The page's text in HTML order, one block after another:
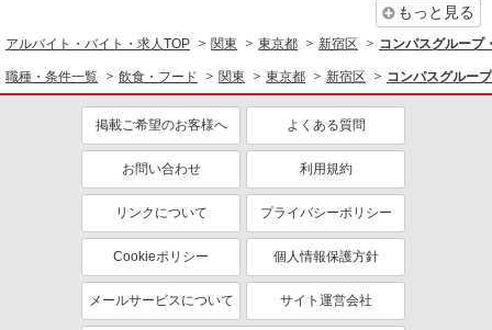
もっと見る
アルバイト・バイト・求人TOP 関東 東京都 新宿区 コンパスグルー
職種・条件一覧 飲食・フード 関東 東京都 新宿区 コンパスグルー
掲載ご希望のお客様へ よくある質問
お問い合わせ 利用規約
リンクについて プライバシーポリシー
Cookieポリシー 個人情報保護方針
メールサービスについて サイト運営会社